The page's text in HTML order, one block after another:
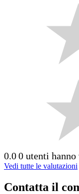
0.00 utenti hanno
Vedi tutte le valutazioni
Contatta il